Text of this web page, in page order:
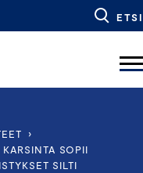
ETSI
›
SOPII
SILTI